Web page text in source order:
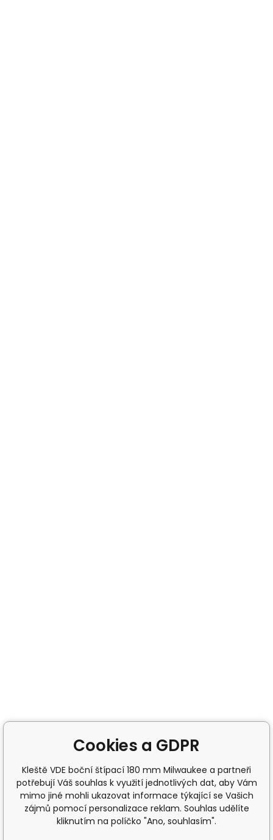
Cookies a GDPR
Kleště VDE boční štípací 180 mm Milwaukee a partneři
potřebují Váš souhlas k využití jednotlivých dat, aby Vám
mimo jiné mohli ukazovat informace týkající se Vašich
zájmů pomocí personalizace reklam. Souhlas udělíte
kliknutím na políčko "Ano, souhlasím".